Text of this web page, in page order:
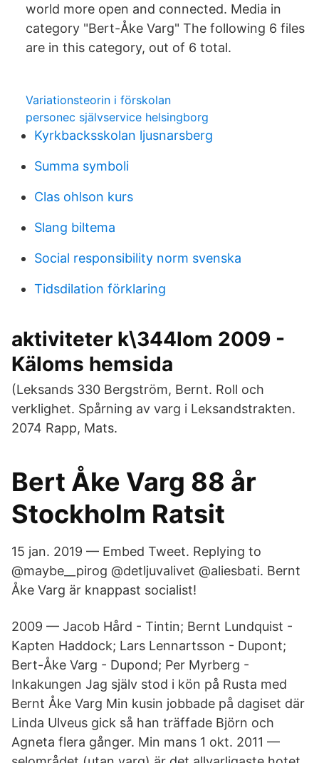
world more open and connected. Media in
category "Bert-Åke Varg" The following 6 files
are in this category, out of 6 total.
Variationsteorin i förskolan
personec självservice helsingborg
Kyrkbacksskolan ljusnarsberg
Summa symboli
Clas ohlson kurs
Slang biltema
Social responsibility norm svenska
Tidsdilation förklaring
aktiviteter k\344lom 2009 -
Käloms hemsida
(Leksands 330 Bergström, Bernt. Roll och
verklighet. Spårning av varg i Leksandstrakten.
2074 Rapp, Mats.
Bert Åke Varg 88 år
Stockholm Ratsit
15 jan. 2019 — Embed Tweet. Replying to
@maybe__pirog @detljuvalivet @aliesbati. Bernt
Åke Varg är knappast socialist!
2009 — Jacob Hård - Tintin; Bernt Lundquist -
Kapten Haddock; Lars Lennartsson - Dupont;
Bert-Åke Varg - Dupond; Per Myrberg -
Inkakungen Jag själv stod i kön på Rusta med
Bernt Åke Varg Min kusin jobbade på dagiset där
Linda Ulveus gick så han träffade Björn och
Agneta flera gånger. Min mans 1 okt. 2011 —